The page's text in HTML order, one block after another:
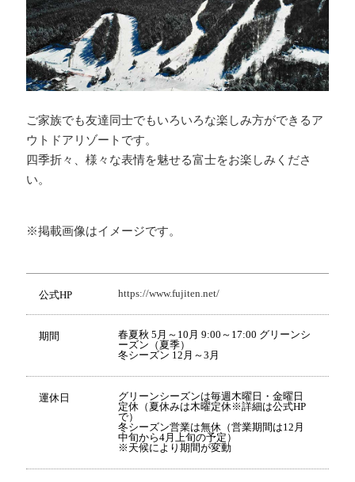
ご家族でも友達同士でもいろいろな楽しみ方ができるア
ウトドアリゾートです。
四季折々、様々な表情を魅せる富士をお楽しみくださ
い。
※掲載画像はイメージです。
公式HP https://www.fujiten.net/
期間
春夏秋 5月～10月 9:00～17:00 グリーンシ
ーズン（夏季）
冬シーズン 12月～3月
運休日
グリーンシーズンは毎週木曜日・金曜日
定休（夏休みは木曜定休※詳細は公式HP
で）
冬シーズン営業は無休（営業期間は12月
中旬から4月上旬の予定）
※天候により期間が変動